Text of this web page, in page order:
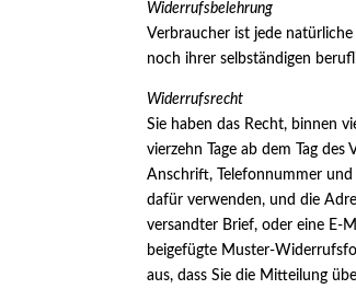
Widerrufsbelehrung
Verbraucher ist jede
noch ihrer selbständigen
Widerrufsrecht
Sie haben das Recht, binnen
vierzehn Tage ab dem Tag
Anschrift, Telefonnummer und
dafür verwenden, und die
versandter Brief, oder eine E-
beigefügte Muster-
aus, dass Sie die Mitteilung